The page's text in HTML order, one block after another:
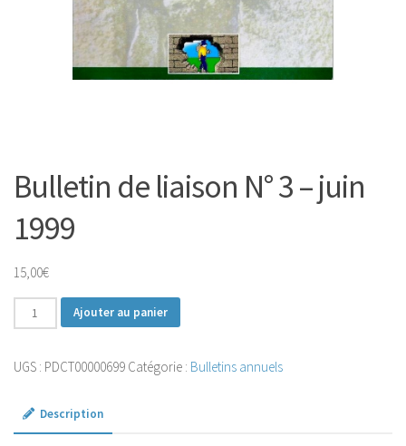
Bulletin de liaison N° 3 – juin
1999
15,00€
quantité
de
de
N°
3
Ajouter au panier
UGS : PDCT00000699 Catégorie : Bulletins annuels
Description